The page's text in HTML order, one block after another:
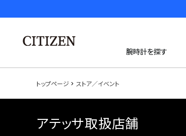
腕時計を探す
トップページ ストア／イベント
アテッサ取扱店舗